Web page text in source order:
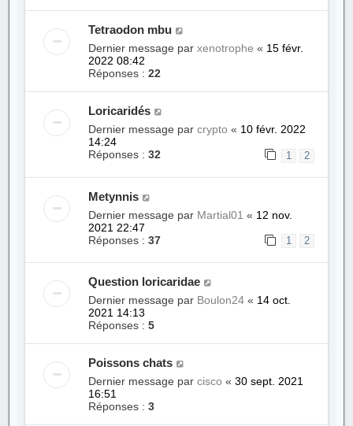
Tetraodon mbu
Dernier message parxenotrophe « 15 févr.
2022 08:42
Réponses :22
Loricaridés
Dernier message parcrypto « 10 févr. 2022
14:24
Réponses :32 1 2
Metynnis
Dernier message par Martial01 « 12 nov.
2021 22:47
Réponses :37 1 2
Question loricaridae
Dernier message par Boulon24 « 14 oct.
2021 14:13
Réponses :5
Poissons chats
Dernier message parcisco «30 sept. 2021
16:51
Réponses :3